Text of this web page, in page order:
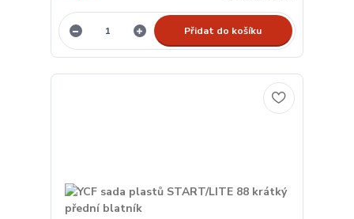
Přidat do košíku